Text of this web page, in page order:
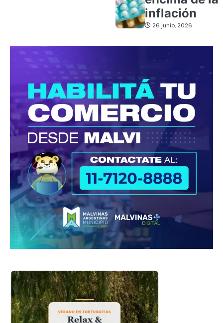
inflación
26 junio, 2026